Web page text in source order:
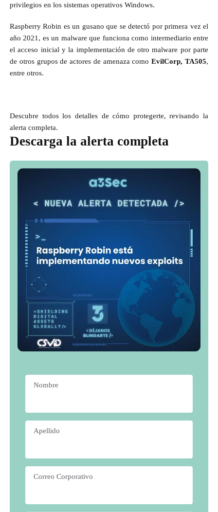
privilegios en los sistemas operativos Windows.
Raspberry Robin es un gusano que se detectó por primera vez el
año 2021, es un malware que funciona como intermediario entre
el acceso inicial y la implementación de otro malware por parte
de otros grupos de actores de amenaza comoEvilCorp, TA505,
entre otros.
Descubre todos los detalles de cómo protegerte, revisando la
alerta completa.
Descarga la alerta completa
Nombre
Apellido
Correo Corporativo